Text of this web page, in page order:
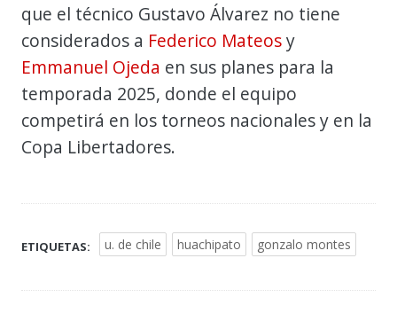
que el técnico Gustavo Álvarez no tiene
considerados a Federico Mateosy
Emmanuel Ojeda en sus planes para la
temporada 2025, donde el equipo
competirá en los torneos nacionales y en la
Copa Libertadores.
ETIQUETAS: u. de chile huachipato gonzalo montes